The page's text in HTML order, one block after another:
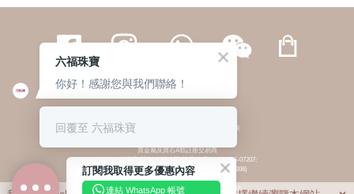
繁體 | 簡体
© 六福集團 版權所有 不得轉載 私隱政策
貴金屬及寶石A類註冊交易商
(六福企業禮品(國際)有限公司-註冊號碼:A-B-24-05-07207;
六福電子商貿有限公司-註冊號碼:A-B-24-05-07206)
貴金屬及寶石B類註冊交易商
(六福集團有限公司-註冊號碼:B-B-24-05-07258;
訂閱我取得更多優惠內容
連結 WhatsApp 帳號
六福珠寶
你好！感謝您與我們聯絡！
回覆至 六福珠寶